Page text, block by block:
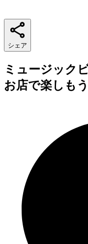
シェア
ミュージック
お店で楽しもう